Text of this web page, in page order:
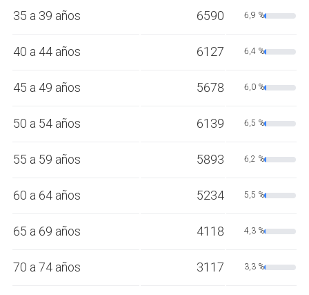
35 a 39 años 6590 6,9 %
40 a 44 años 6127 6,4 %
45 a 49 años 5678 6,0 %
50 a 54 años 6139 6,5 %
55 a 59 años 5893 6,2 %
60 a 64 años 5234 5,5 %
65 a 69 años 4118 4,3 %
70 a 74 años 3117 3,3 %